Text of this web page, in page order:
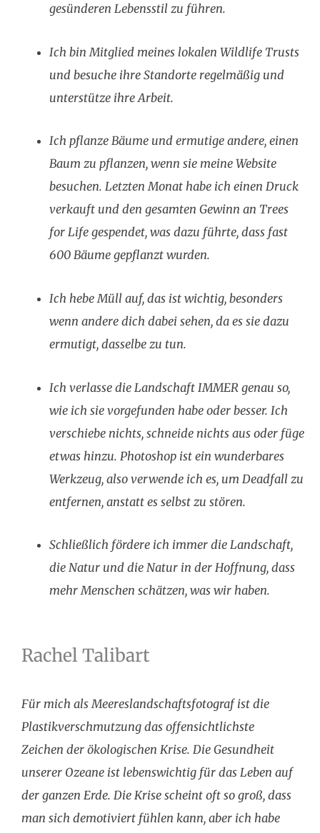
gesünderen Lebensstil zu führen.
Ich bin Mitglied meines lokalen Wildlife Trusts
und besuche ihre Standorte regelmäßig und
unterstütze ihre Arbeit.
Ich pflanze Bäume und ermutige andere, einen
Baum zu pflanzen, wenn sie meine Website
besuchen. Letzten Monat habe ich einen Druck
verkauft und den gesamten Gewinn an Trees
for Life gespendet, was dazu führte, dass fast
600 Bäume gepflanzt wurden.
Ich hebe Müll auf, das ist wichtig, besonders
wenn andere dich dabei sehen, da es sie dazu
ermutigt, dasselbe zu tun.
Ich verlasse die Landschaft IMMER genau so,
wie ich sie vorgefunden habe oder besser. Ich
verschiebe nichts, schneide nichts aus oder füge
etwas hinzu. Photoshop ist ein wunderbares
Werkzeug, also verwende ich es, um Deadfall zu
entfernen, anstatt es selbst zu stören.
Schließlich fördere ich immer die Landschaft,
die Natur und die Natur in der Hoffnung, dass
mehr Menschen schätzen, was wir haben.
Rachel Talibart
Für mich als Meereslandschaftsfotograf ist die
Plastikverschmutzung das offensichtlichste
Zeichen der ökologischen Krise. Die Gesundheit
unserer Ozeane ist lebenswichtig für das Leben auf
der ganzen Erde. Die Krise scheint oft so groß, dass
man sich demotiviert fühlen kann, aber ich habe